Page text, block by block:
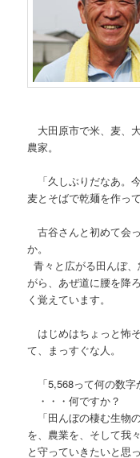
大田原市で米、麦、
農家。
「久しぶりだなあ。
麦とそばで乾麺を作っ
古谷さんと初めて会
か。
青々と広がる田んぼ
がら、あぜ道に腰を降
く覚えています。
はじめはちょっと怖
て、まっすぐな人。
「5,568って何の数字
・・・何ですか？
「田んぼの棲む生物
を、農業を、そして我
と守っていきたいと思